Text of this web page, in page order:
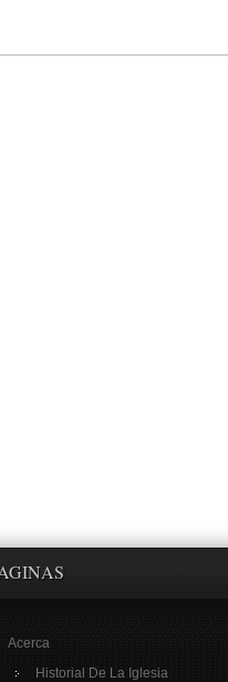
Acerca
Historial De La Iglesia